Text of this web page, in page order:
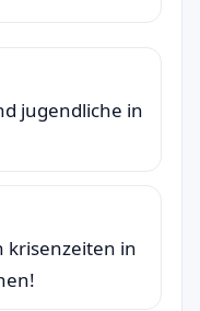
jugendliche in
krisenzeiten in